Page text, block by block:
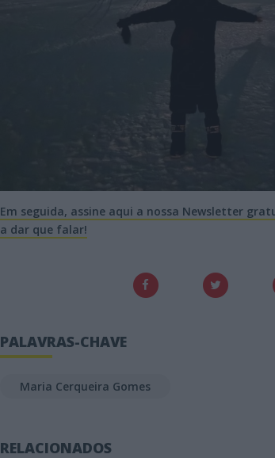
Em seguida, assine aqui a nossa Newsletter
a dar que falar!
PALAVRAS-CHAVE
Maria Cerqueira Gomes
RELACIONADOS